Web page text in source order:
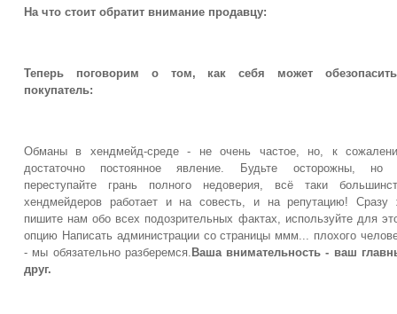
На что стоит обратит внимание продавцу:
Теперь поговорим о том, как себя может
покупатель:
Обманы в хендмейд-среде - не очень частое, но, к
достаточно постоянное явление. Будьте осторожны, но
переступайте грань полного недоверия, всё таки
хендмейдеров работает и на совесть, и на репутацию! Сразу
пишите нам обо всех подозрительных фактах, используйте для
опцию Написать администрации со страницы ммм... плохого
- мы обязательно разберемся. Ваша внимательность - ваш
друг.